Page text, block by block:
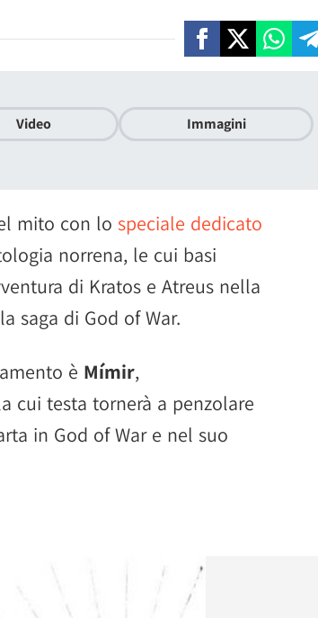
Video Immagini
mito con lo speciale dedicato
norrena, le cui basi
di Kratos e Atreus nella
saga di God of War.
è Mímir,
cui testa tornerà a penzolare
in God of War e nel suo